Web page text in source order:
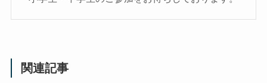
関連記事